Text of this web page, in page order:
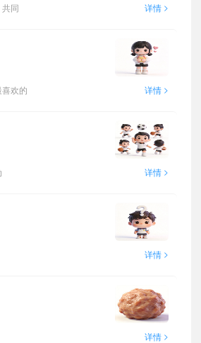
同
详情 >
欢的
详情 >
详情 >
详情 >
详情 >